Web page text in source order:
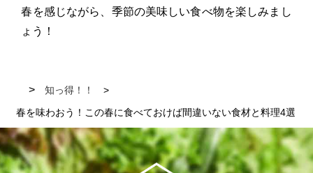
春を感じながら、季節の美味しい食べ物を楽しみまし
ょう！
知っ得！！
春を味わおう！この春に食べておけば間違いない食材と料理4選